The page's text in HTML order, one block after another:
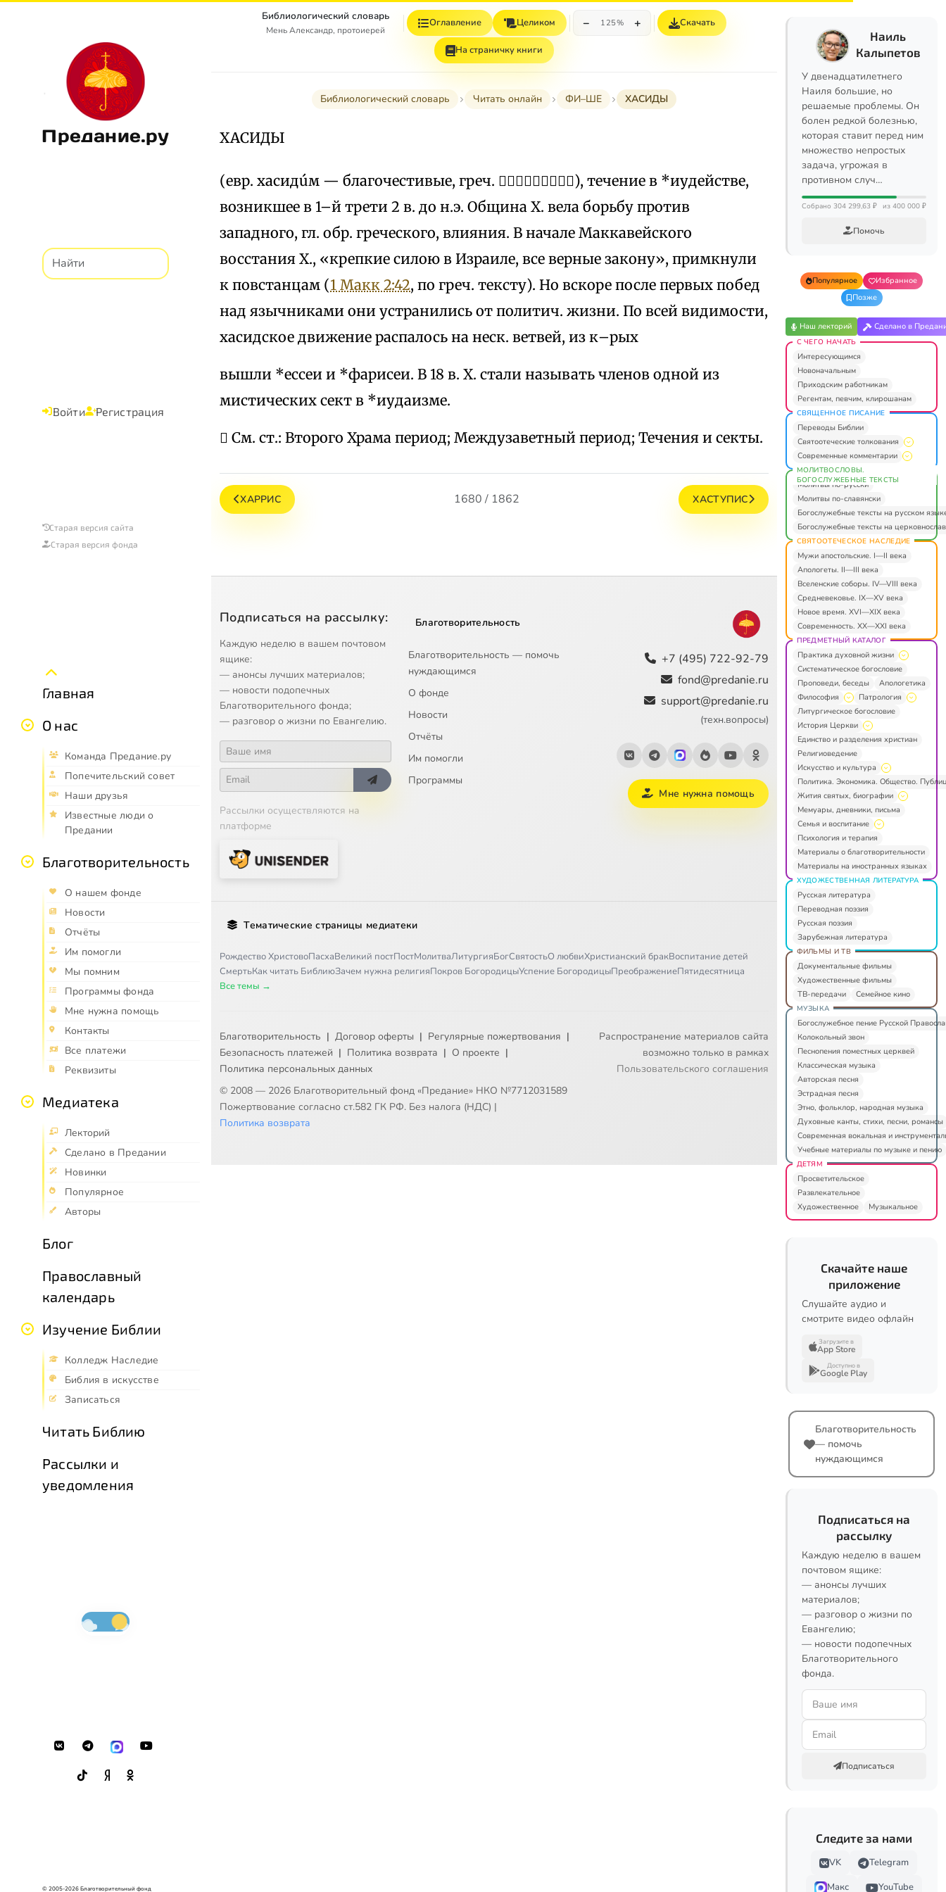
Предание.ру
Войти Регистрация
Старая версия сайта
Старая версия фонда
Главная
О нас
Команда Предание.ру
Попечительский совет
Наши друзья
Известные люди о
Предании
Благотворительность
О нашем фонде
Новости
Отчёты
Им помогли
Мы помним
Программы фонда
Мне нужна помощь
Контакты
Все платежи
Реквизиты
Медиатека
Лекторий
Сделано в Предании
Новинки
Популярное
Авторы
Блог
Православный
календарь
Изучение Библии
Колледж Наследие
Библия в искусстве
Записаться
Читать Библию
Рассылки и
уведомления
© 2005-2026 Благотворительный фонд
Библиологический словарь
Мень Александр, протоиерей
Оглавление Целиком − 125% + Скачать
На страничку книги
Библиологический словарь Читать онлайн ФИ–ШЕ ХАСИДЫ
ХАСИДЫ
(евр. хасидúм — благочестивые, греч. ), течение в *иудействе,
возникшее в 1–й трети 2 в. до н.э. Община Х. вела борьбу против
западного, гл. обр. греческого, влияния. В начале Маккавейского
восстания Х., «крепкие силою в Израиле, все верные закону», примкнули
к повстанцам (1 Макк 2:42, по греч. тексту). Но вскоре после первых побед
над язычниками они устранились от политич. жизни. По всей видимости,
хасидское движение распалось на неск. ветвей, из к–рых
вышли *ессеи и *фарисеи. В 18 в. Х. стали называть членов одной из
мистических сект в *иудаизме.
 См. ст.: Второго Храма период; Междузаветный период; Течения и секты.
ХАРРИС 1680 / 1862 ХАСТУПИС
Подписаться на рассылку:
Каждую неделю в вашем почтовом
ящике:
— анонсы лучших материалов;
— новости подопечных
Благотворительного фонда;
— разговор о жизни по Евангелию.
Рассылки осуществляются на
платформе
Благотворительность
Благотворительность — помочь
нуждающимся
О фонде
Новости
Отчёты
Им помогли
Программы
+7 (495) 722-92-79
fond@predanie.ru
support@predanie.ru
(техн.вопросы)
Мне нужна помощь
Тематические страницы медиатеки
Рождество ХристовоПасхаВеликий постПостМолитваЛитургияБогСвятостьО любвиХристианский бракВоспитание детей
СмертьКак читать БиблиюЗачем нужна религияПокров БогородицыУспение БогородицыПреображениеПятидесятница
Все темы →
Благотворительность | Договор оферты | Регулярные пожертвования |
Безопасность платежей | Политика возврата | О проекте |
Политика персональных данных
© 2008 — 2026 Благотворительный фонд «Предание» НКО №7712031589
Пожертвование согласно ст.582 ГК РФ. Без налога (НДС) |
Политика возврата
Распространение материалов сайта
возможно только в рамках
Пользовательского соглашения
Наиль
Калыпетов
У двенадцатилетнего
Наиля большие, но
решаемые проблемы. Он
болен редкой болезнью,
которая ставит перед ним
множество непростых
задача, угрожая в
противном случ…
Собрано 304 299,63 ₽ из 400 000 ₽
Помочь
Популярное
Избранное
Позже
Наш лекторий Сделано в
С ЧЕГО НАЧАТЬ
Интересующимся
Новоначальным
Приходским работникам
Регентам, певчим, клирошанам
СВЯЩЕННОЕ ПИСАНИЕ
Переводы Библии
Святоотеческие толкования
Современные комментарии
МОЛИТВОСЛОВЫ.
БОГОСЛУЖЕБНЫЕ ТЕКСТЫ
Молитвы по-русски
Молитвы по-славянски
Богослужебные тексты на русском
Богослужебные тексты на
СВЯТООТЕЧЕСКОЕ НАСЛЕДИЕ
Мужи апостольские. I—II века
Апологеты. II—III века
Вселенские соборы. IV—VIII века
Средневековье. IX—XV века
Новое время. XVI—XIX века
Современность. XX—XXI века
ПРЕДМЕТНЫЙ КАТАЛОГ
Практика духовной жизни
Систематическое богословие
Проповеди, беседы
Апологетика
Философия
Патрология
Литургическое богословие
История Церкви
Единство и разделения христиан
Религиоведение
Искусство и культура
Политика. Экономика. Общество.
Жития святых, биографии
Мемуары, дневники, письма
Семья и воспитание
Психология и терапия
Материалы о благотворительности
Материалы на иностранных языках
ХУДОЖЕСТВЕННАЯ ЛИТЕРАТУРА
Русская литература
Переводная поэзия
Русская поэзия
Зарубежная литература
ФИЛЬМЫ И ТВ
Документальные фильмы
Художественные фильмы
ТВ-передачи
Семейное кино
МУЗЫКА
Богослужебное пение Русской
Колокольный звон
Песнопения поместных церквей
Классическая музыка
Авторская песня
Эстрадная песня
Этно, фольклор, народная музыка
Духовные канты, стихи, песни, романсы
Современная вокальная и
Учебные материалы по музыке и пению
ДЕТЯМ
Просветительское
Развлекательное
Художественное
Музыкальное
Скачайте наше
приложение
Слушайте аудио и
смотрите видео офлайн
Загрузите в
App Store
Доступно в
Google Play
Благотворительность
— помочь
нуждающимся
Подписаться на
рассылку
Каждую неделю в вашем
почтовом ящике:
— анонсы лучших
материалов;
— разговор о жизни по
Евангелию;
— новости подопечных
Благотворительного
фонда.
Подписаться
Следите за нами
VK
Telegram
Макс
YouTube